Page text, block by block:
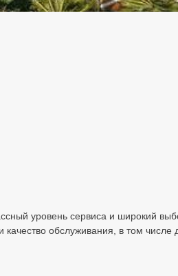
уровень сервиса и широкий
обслуживания, в том числе